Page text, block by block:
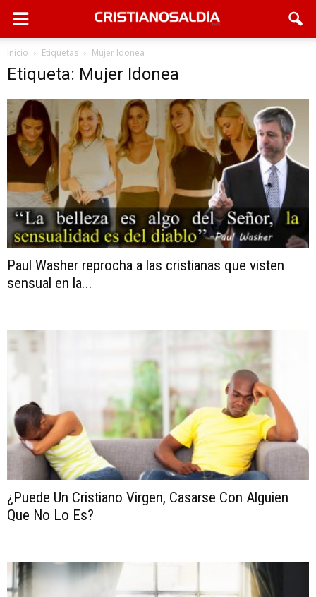
Inicio Etiquetas Mujer Idonea
Etiqueta: Mujer Idonea
Paul Washer reprocha a las cristianas que visten
sensual en la...
¿Puede Un Cristiano Virgen, Casarse Con Alguien
Que No Lo Es?